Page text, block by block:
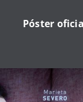
Póster